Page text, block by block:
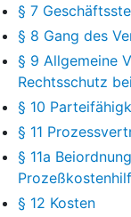
§ 7
§ 8 Gang des
§ 9 Allgemeine
Rechtsschutz
§ 10
§ 11
§ 11a
§ 12 Kosten